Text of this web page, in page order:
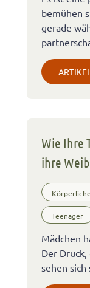
bemühen
gerade
Wie Ihre
ihre
Teenager
Mädchen
Der
sehen sich